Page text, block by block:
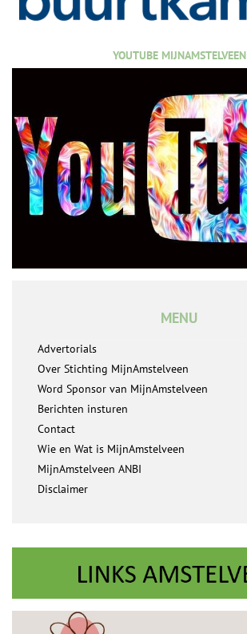
YOUTUBE MIJNAMSTELVEEN
MENU
Advertorials
Over Stichting MijnAmstelveen
Word Sponsor van MijnAmstelveen
Berichten insturen
Contact
Wie en Wat is MijnAmstelveen
MijnAmstelveen ANBI
Disclaimer